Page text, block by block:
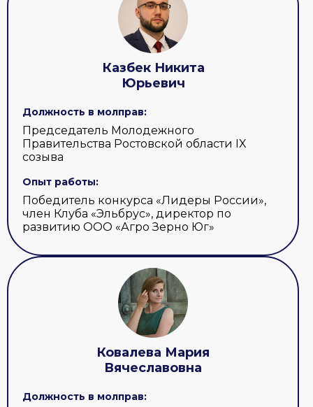
Казбек Никита
Юрьевич
Должность в молправ:
Председатель Молодежного
Правительства Ростовской области IX
созыва
Опыт работы:
Победитель конкурса «Лидеры России»,
член Клуба «Эльбрус», директор по
развитию ООО «Агро Зерно Юг»
Ковалева Мария
Вячеславовна
Должность в молправ: